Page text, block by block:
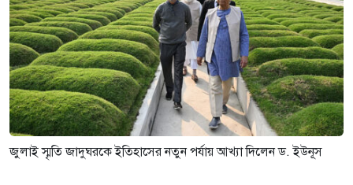
জুলাই স্মৃতি জাদুঘরকে ইতিহাসের নতুন পর্যায় আখ্যা দিলেন ড. ইউনূস